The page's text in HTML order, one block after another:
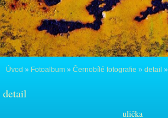
Úvod » Fotoalbum » Černobílé fotografie » detail »
detail
ulička